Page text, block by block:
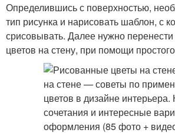
Определившись с поверхностью,
тип рисунка и нарисовать шаблон, с
срисовывать. Далее нужно перенести
цветов на стену, при помощи